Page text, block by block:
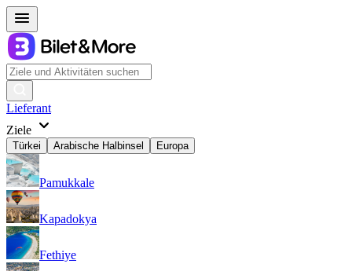
Lieferant
Ziele
Türkei Arabische Halbinsel Europa
Pamukkale
Kapadokya
Fethiye